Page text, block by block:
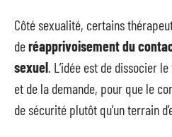
Côté sexualité, certains
deréapprivoisement du
sexuel . L’idée est de dissocier
et de la demande, pour que le
de sécurité plutôt qu’un terrain